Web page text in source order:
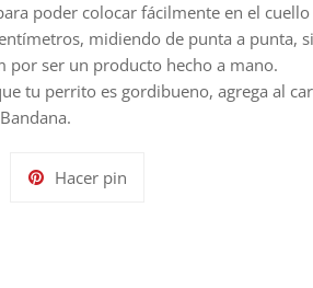
poder colocar fácilmente en el
midiendo de punta a punta,
por ser un producto hecho a mano.
tu perrito es gordibueno, agrega al
Hacer pin